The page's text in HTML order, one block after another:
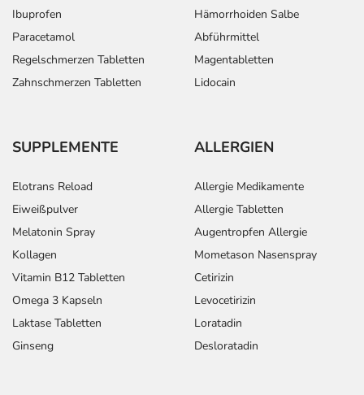
Ibuprofen
Paracetamol
Regelschmerzen Tabletten
Zahnschmerzen Tabletten
Hämorrhoiden Salbe
Abführmittel
Magentabletten
Lidocain
SUPPLEMENTE
Elotrans Reload
Eiweißpulver
Melatonin Spray
Kollagen
Vitamin B12 Tabletten
Omega 3 Kapseln
Laktase Tabletten
Ginseng
ALLERGIEN
Allergie Medikamente
Allergie Tabletten
Augentropfen Allergie
Mometason Nasenspray
Cetirizin
Levocetirizin
Loratadin
Desloratadin